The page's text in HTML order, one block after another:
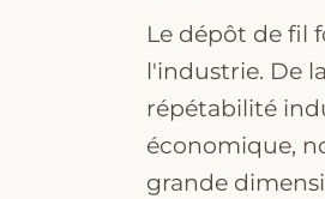
Le dépôt de fil
l'industrie. De
répétabilité
économique,
grande